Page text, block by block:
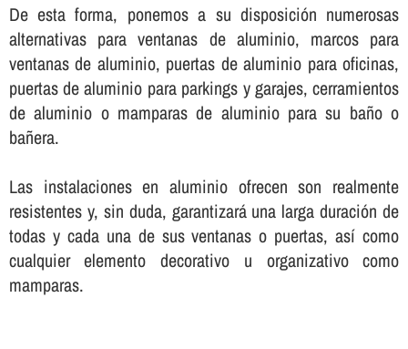
De esta forma, ponemos a su disposición numerosas
alternativas para ventanas de aluminio, marcos para
ventanas de aluminio, puertas de aluminio para oficinas,
puertas de aluminio para parkings y garajes, cerramientos
de aluminio o mamparas de aluminio para su baño o
bañera.
Las instalaciones en aluminio ofrecen son realmente
resistentes y, sin duda, garantizará una larga duración de
todas y cada una de sus ventanas o puertas, así­ como
cualquier elemento decorativo u organizativo como
mamparas.